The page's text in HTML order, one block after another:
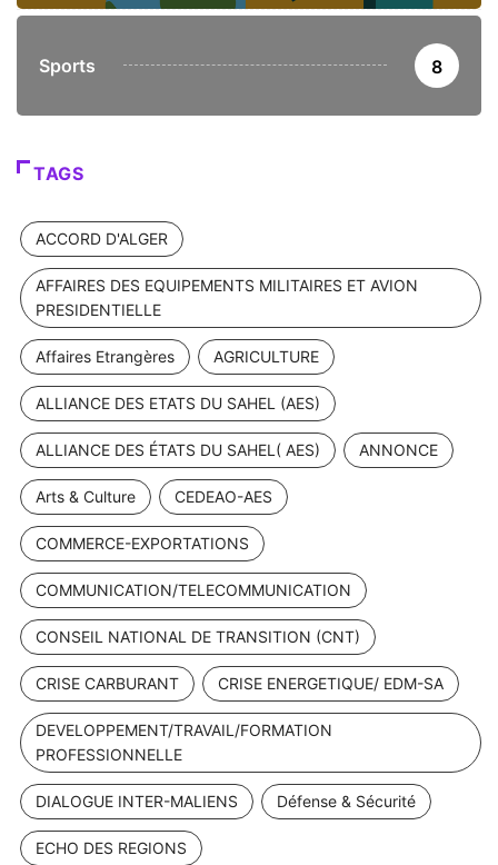
Sports 8
TAGS
ACCORD D'ALGER
AFFAIRES DES EQUIPEMENTS MILITAIRES ET AVION
PRESIDENTIELLE
Affaires Etrangères AGRICULTURE
ALLIANCE DES ETATS DU SAHEL (AES)
ALLIANCE DES ÉTATS DU SAHEL( AES) ANNONCE
Arts & Culture CEDEAO-AES
COMMERCE-EXPORTATIONS
COMMUNICATION/TELECOMMUNICATION
CONSEIL NATIONAL DE TRANSITION (CNT)
CRISE CARBURANT CRISE ENERGETIQUE/ EDM-SA
DEVELOPPEMENT/TRAVAIL/FORMATION
PROFESSIONNELLE
DIALOGUE INTER-MALIENS Défense & Sécurité
ECHO DES REGIONS